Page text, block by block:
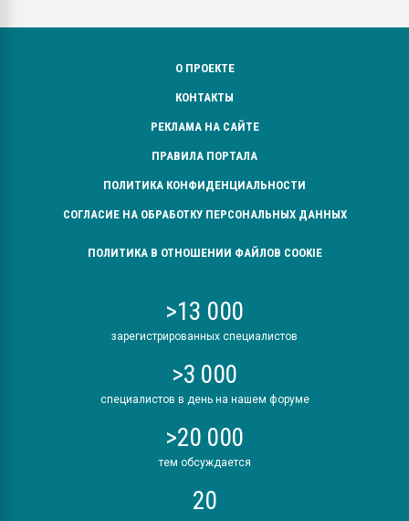
О ПРОЕКТЕ
КОНТАКТЫ
РЕКЛАМА НА САЙТЕ
ПРАВИЛА ПОРТАЛА
ПОЛИТИКА КОНФИДЕНЦИАЛЬНОСТИ
СОГЛАСИЕ НА ОБРАБОТКУ ПЕРСОНАЛЬНЫХ ДАННЫХ
ПОЛИТИКА В ОТНОШЕНИИ ФАЙЛОВ COOKIE
>13 000
зарегистрированных специалистов
>3 000
специалистов в день на нашем форуме
>20 000
тем обсуждается
20